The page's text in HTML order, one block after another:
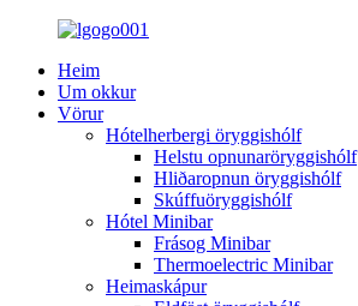
Heim
Um okkur
Vörur
Hótelherbergi öryggishólf
Helstu opnunaröryggishólf
Hliðaropnun öryggishólf
Skúffuöryggishólf
Hótel Minibar
Frásog Minibar
Thermoelectric Minibar
Heimaskápur